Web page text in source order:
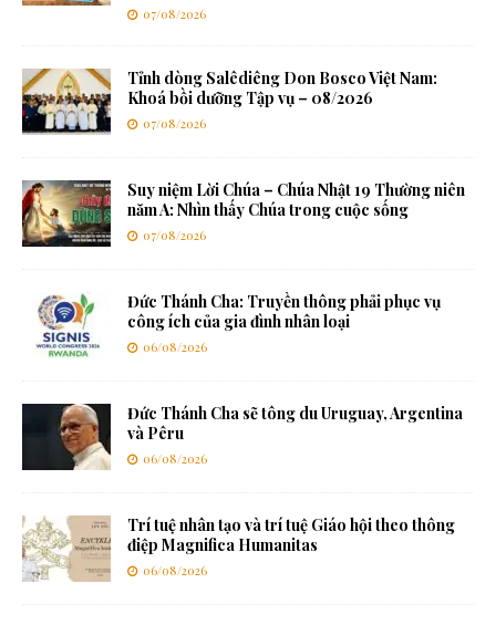
07/08/2026
Tỉnh dòng Salêdiêng Don Bosco Việt Nam:
Khoá bồi dưỡng Tập vụ – 08/2026
07/08/2026
Suy niệm Lời Chúa – Chúa Nhật 19 Thường niên
năm A: Nhìn thấy Chúa trong cuộc sống
07/08/2026
Đức Thánh Cha: Truyền thông phải phục vụ
công ích của gia đình nhân loại
06/08/2026
Đức Thánh Cha sẽ tông du Uruguay, Argentina
và Pêru
06/08/2026
Trí tuệ nhân tạo và trí tuệ Giáo hội theo thông
điệp Magnifica Humanitas
06/08/2026